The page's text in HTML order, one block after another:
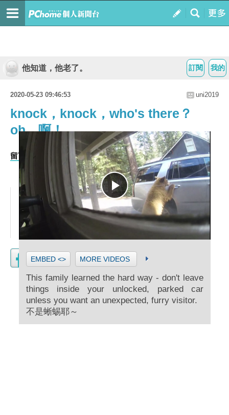
我的
訂閱
他知道，他老了。
2020-05-23 09:46:53 uni2019
knock，knock，who's there？
oh，啊！
留言 0 推薦 2
EMBED <> MORE VIDEOS
This family learned the hard way - don't leave
things inside your unlocked, parked car
unless you want an unexpected, furry visitor.
不是蜥蜴耶～